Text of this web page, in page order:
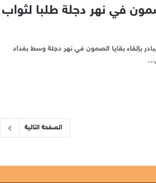
في نهر دجلة طلبا لثواب
بإلقاء بقايا الصمون في نهر دجلة وسط بغداد
الصفحة التالية